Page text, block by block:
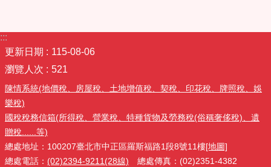
:::
更新日期
115-08-06
瀏覽人次
521
陳情系統(地價稅、房屋稅、土地增值稅、契稅、印花稅、牌照稅、娛
樂稅)
國稅稅務信箱(所得稅、營業稅、特種貨物及勞務稅(俗稱奢侈稅)、遺
贈稅......等)
總處地址：100207臺北市中正區羅斯福路1段8號11樓[地圖]
總處電話： (02)2394-9211(28線) 總處傳真：(02)2351-4382